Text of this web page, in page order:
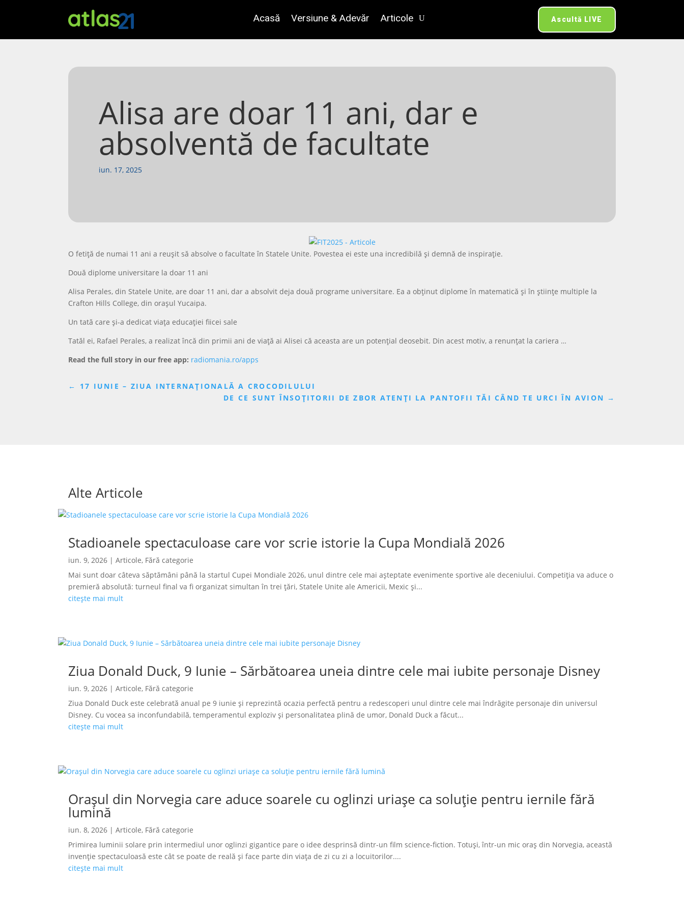
Acasă Versiune & Adevăr Articole Ascultă LIVE
Alisa are doar 11 ani, dar e
absolventă de facultate
iun. 17, 2025
O fetiță de numai 11 ani a reușit să absolve o facultate în Statele Unite. Povestea ei este una incredibilă și demnă de inspirație.
Două diplome universitare la doar 11 ani
Alisa Perales, din Statele Unite, are doar 11 ani, dar a absolvit deja două programe universitare. Ea a obținut diplome în matematică și în științe multiple la
Crafton Hills College, din orașul Yucaipa.
Un tată care și-a dedicat viața educației fiicei sale
Tatăl ei, Rafael Perales, a realizat încă din primii ani de viață ai Alisei că aceasta are un potențial deosebit. Din acest motiv, a renunțat la cariera …
Read the full story in our free app: radiomania.ro/apps
← 17 IUNIE – ZIUA INTERNAȚIONALĂ A CROCODILULUI
DE CE SUNT ÎNSOȚITORII DE ZBOR ATENȚI LA PANTOFII TĂI CÂND TE URCI ÎN AVION →
Alte Articole
Stadioanele spectaculoase care vor scrie istorie la Cupa Mondială 2026
iun. 9, 2026 |Articole, Fără categorie
Mai sunt doar câteva săptămâni până la startul Cupei Mondiale 2026, unul dintre cele mai așteptate evenimente sportive ale deceniului. Competiția va aduce o
premieră absolută: turneul final va fi organizat simultan în trei țări, Statele Unite ale Americii, Mexic și...
citește mai mult
Ziua Donald Duck, 9 Iunie – Sărbătoarea uneia dintre cele mai iubite personaje Disney
iun. 9, 2026 |Articole, Fără categorie
Ziua Donald Duck este celebrată anual pe 9 iunie și reprezintă ocazia perfectă pentru a redescoperi unul dintre cele mai îndrăgite personaje din universul
Disney. Cu vocea sa inconfundabilă, temperamentul exploziv și personalitatea plină de umor, Donald Duck a făcut...
citește mai mult
Orașul din Norvegia care aduce soarele cu oglinzi uriașe ca soluție pentru iernile fără
lumină
iun. 8, 2026 |Articole, Fără categorie
Primirea luminii solare prin intermediul unor oglinzi gigantice pare o idee desprinsă dintr-un film science-fiction. Totuși, într-un mic oraș din Norvegia, această
invenție spectaculoasă este cât se poate de reală și face parte din viața de zi cu zi a locuitorilor....
citește mai mult